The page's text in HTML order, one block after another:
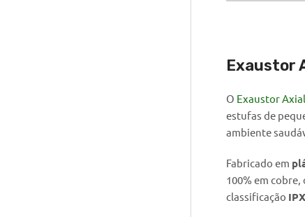
Exaustor
O Exaustor
estufas de
ambiente
Fabricado em
100% em
classificação